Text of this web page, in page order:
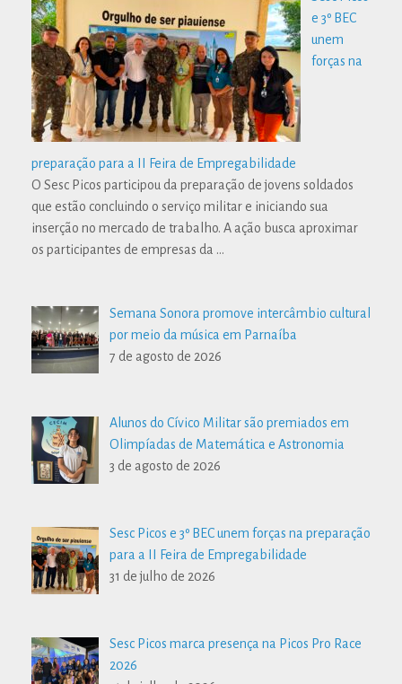
e 3º BEC
unem
forças na
preparação para a II Feira de Empregabilidade
O Sesc Picos participou da preparação de jovens soldados
que estão concluindo o serviço militar e iniciando sua
inserção no mercado de trabalho. A ação busca aproximar
os participantes de empresas da …
Semana Sonora promove intercâmbio cultural
por meio da música em Parnaíba
7 de agosto de 2026
Alunos do Cívico Militar são premiados em
Olimpíadas de Matemática e Astronomia
3 de agosto de 2026
Sesc Picos e 3º BEC unem forças na preparação
para a II Feira de Empregabilidade
31 de julho de 2026
Sesc Picos marca presença na Picos Pro Race
2026